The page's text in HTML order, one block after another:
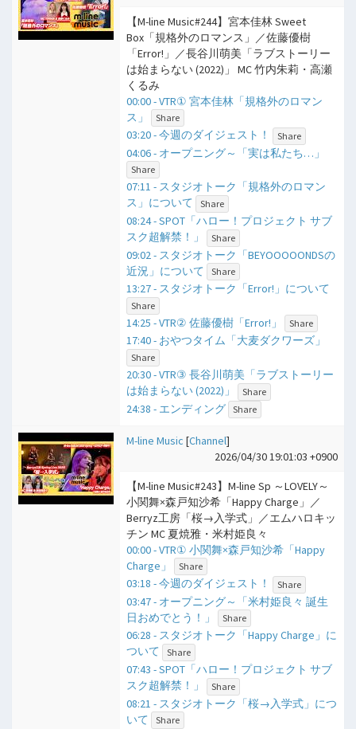
【M-line Music#244】宮本佳林 Sweet
Box「規格外のロマンス」／佐藤優樹
「Error!」／長谷川萌美「ラブストーリー
は始まらない (2022)」 MC 竹内朱莉・高瀬
くるみ
00:00 - VTR① 宮本佳林「規格外のロマン
ス」
Share
03:20 - 今週のダイジェスト！ Share
04:06 - オープニング～「実は私たち…」
Share
07:11 - スタジオトーク「規格外のロマン
ス」について
Share
08:24 - SPOT「ハロー！プロジェクト サブ
スク超解禁！」
Share
09:02 - スタジオトーク「BEYOOOOONDSの
近況」について
Share
13:27 - スタジオトーク「Error!」について
Share
14:25 - VTR② 佐藤優樹「Error!」 Share
17:40 - おやつタイム「大麦ダクワーズ」
Share
20:30 - VTR③ 長谷川萌美「ラブストーリー
は始まらない (2022)」
Share
24:38 - エンディング Share
M-line Music [Channel]
2026/04/30 19:01:03 +0900
【M-line Music#243】M-line Sp ～LOVELY～
小関舞×森戸知沙希「Happy Charge」／
Berryz工房「桜→入学式」／エムハロキッ
チン MC 夏焼雅・米村姫良々
00:00 - VTR① 小関舞×森戸知沙希「Happy
Charge」
Share
03:18 - 今週のダイジェスト！ Share
03:47 - オープニング～「米村姫良々 誕生
日おめでとう！」
Share
06:28 - スタジオトーク「Happy Charge」に
ついて
Share
07:43 - SPOT「ハロー！プロジェクト サブ
スク超解禁！」
Share
08:21 - スタジオトーク「桜→入学式」につ
いて
Share